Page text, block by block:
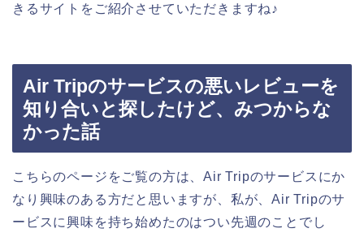
きるサイトをご紹介させていただきますね♪
Air Tripのサービスの悪いレビューを
知り合いと探したけど、みつからな
かった話
こちらのページをご覧の方は、Air Tripのサービスにか
なり興味のある方だと思いますが、私が、Air Tripのサ
ービスに興味を持ち始めたのはつい先週のことでし